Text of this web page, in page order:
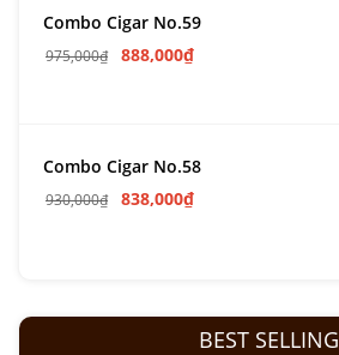
Combo Cigar No.59
975,000₫ 888,000₫
Combo Cigar No.58
930,000₫ 838,000₫
BEST SELLING